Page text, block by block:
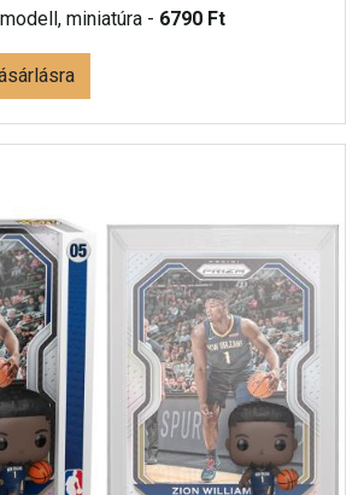
miniatúra - 6790 Ft